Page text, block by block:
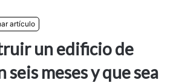
artículo
un edificio de
seis meses y que sea